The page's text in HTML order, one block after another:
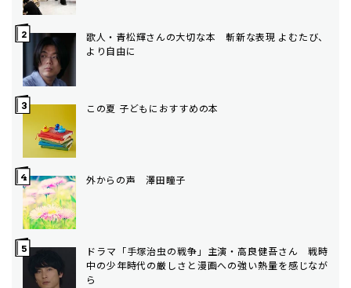
歌人・青松輝さんの大切な本 斬新な表現 よむたび、
より自由に
この夏 子どもにおすすめの本
外からの声 澤田瞳子
ドラマ「手塚治虫の戦争」主演・高良健吾さん 戦時
中の少年時代の厳しさと漫画への強い熱量を感じなが
ら